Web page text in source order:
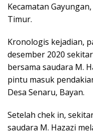
Kecamatan
Timur.
Kronologis kejadian,
desember 2020
bersama saudara M.
pintu masuk
Desa Senaru, Bayan.
Setelah chek in,
saudara M. Hazazi